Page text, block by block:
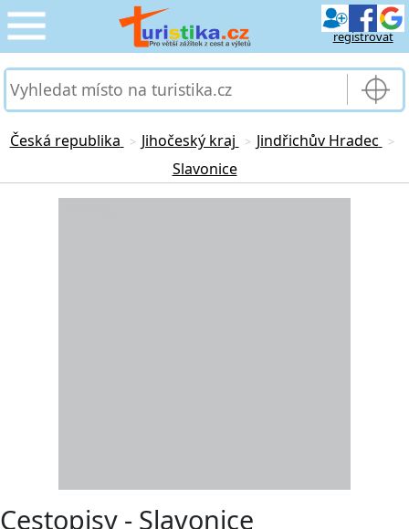
registrovat
CESTOVÁNÍ
SLUŽBY & DOPRAVA
Česká republika > Jihočeský kraj > Jindřichův Hradec >
Slavonice
Cestopisy - Slavonice